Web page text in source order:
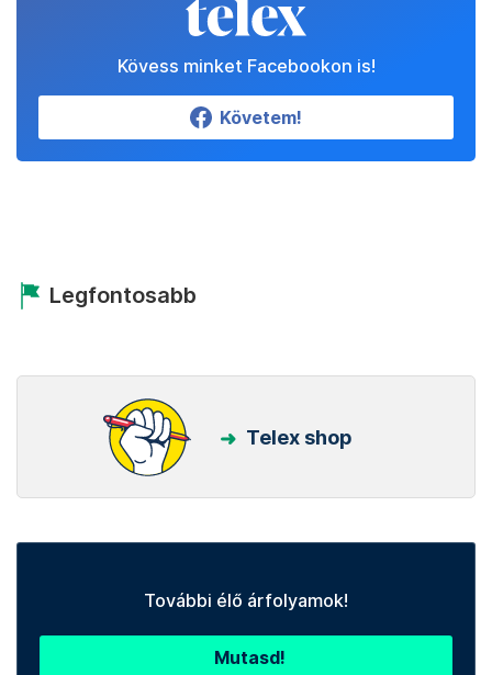
Kövess minket Facebookon is!
Követem!
Legfontosabb
Telex shop
További élő árfolyamok!
Mutasd!